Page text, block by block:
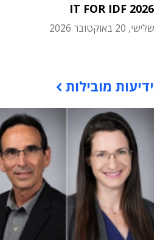
IT FOR IDF 2026
שלישי, 20 באוקטובר 2026
ידיעות מובילות